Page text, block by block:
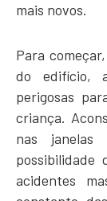
mais novos.
Para
do edifício,
perigosas
criança.
nas janelas
acidentes